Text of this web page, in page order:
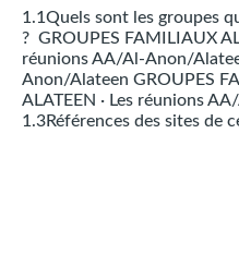
1.1Quels sont les groupes
? GROUPES FAMILIAUX
réunions AA/Al-Anon/
Anon/Alateen GROUPES
ALATEEN · Les réunions
1.3Références des sites de